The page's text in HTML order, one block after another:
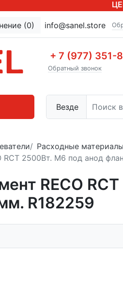
(0) info@sanel.store
+ 7 (977) 351-
Обратный звонок
Везде
Расходные
RCT 2500Вт. M6 под анод
RECO
R182259